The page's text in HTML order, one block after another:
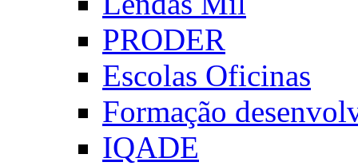
PRODER
Escolas Oficinas
Formação
IQADE